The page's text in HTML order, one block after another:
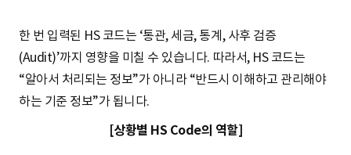
한 번 입력된 HS 코드는 ‘통관, 세금, 통계, 사후 검증
(Audit)’까지 영향을 미칠 수 있습니다. 따라서, HS 코드는
“알아서 처리되는 정보”가 아니라 “반드시 이해하고 관리해야
하는 기준 정보”가 됩니다.
[상황별 HS Code의 역할]